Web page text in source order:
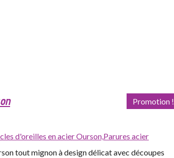
Promotion !
d'oreilles en acier Ourson,Parures acier
tout mignon à design délicat avec découpes